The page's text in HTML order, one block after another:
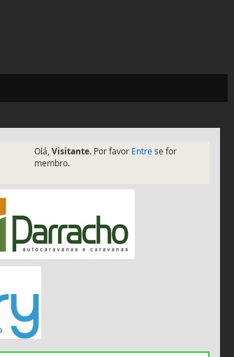
Olá,Visitante. Por favor Entrese for
membro.